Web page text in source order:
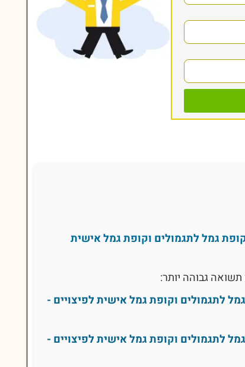
גמל לתגמולים וקופת גמל אישית
גבוהה יותר:
לתגמולים וקופת גמל אישית לפיצויים -
לתגמולים וקופת גמל אישית לפיצויים -